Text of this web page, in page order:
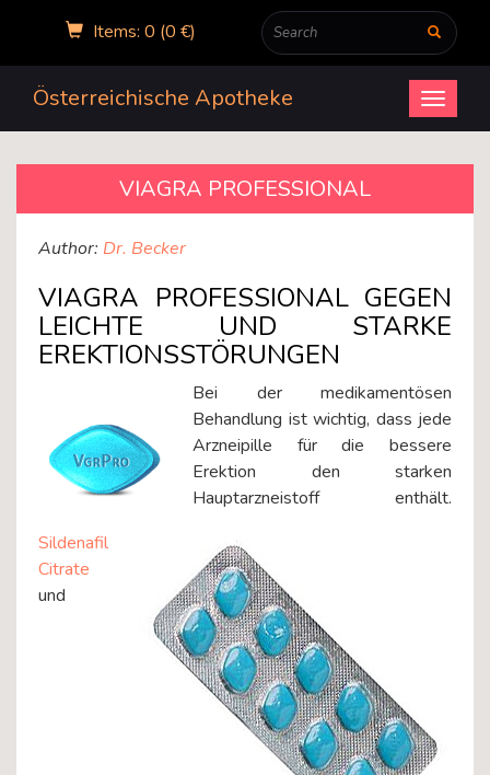
Items: 0 (0 €)
Open
menu
Österreichische Apotheke
VIAGRA PROFESSIONAL
Author: Dr. Becker
VIAGRA PROFESSIONAL GEGEN
LEICHTE UND STARKE
EREKTIONSSTÖRUNGEN
Bei der medikamentösen
Behandlung ist wichtig, dass jede
Arzneipille für die bessere
Erektion den starken
Hauptarzneistoff enthält.
Sildenafil
Citrate
und